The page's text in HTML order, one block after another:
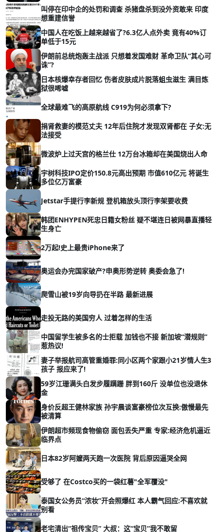
叫停在印中企的处罚和调查 杀猪盘杀到没外资敢来 印度
想重建信誉
中国人在吃饭上越来越省了?6.3亿人点外卖 竟有40%订
单低于15元
伊朗前总统炮轰主战派 只想着发国难财 革命卫队“其心可
诛”?
日本核爆幸存者回忆 伤者皮肤成片脱落蛆虫滋生 满目炼
狱很唏嘘
全球最难飞的高原航线 C919为何必须拿下?
捐肾救妻的模范丈夫 12年后住院才发现双肾都在 子女:无
法接受
微波炉上过天宫的格兰仕 12万台冰箱却在美国烧出人命
宇树科技IPO定价150.8元高出预期 市值610亿元 将诞生
多位亿万富豪
Jetstar手提行李新规 登机箱放头顶行李架要收费
韩团ENHYPEN死忠日籍女粉丝 疑不堪连日被网暴直播轻
生身亡
2万起!史上最贵iPhone来了
奥运会办完国家破产?申奥形势逆转 奥委会急了!
爬雪山被19岁向导扔在半路 最新进展
走投无路的美国穷人 过着怎样的生活
中国留学生被多名的士拒载 加钱也不接 新加坡“潜规则”
惹热议!
妻子举报航司高管重婚罪:同小区两个家跟小21岁情人生3
孩子 报应来了!
59岁江珊满头白发步履蹒跚 胖到160斤 没单位也没退休
金
身价反超王健林家族 孙宇晨谈富豪榜位次互换:傲慢最先
被清算
伊朗超市频现食物偷窃 面包丢失严重 专家:经济危机逼近
临界点
日本82岁阿嬤两天跑一次医院 背后原因逼哭全网
受够了 在Costco买的一袋红薯"全军覆没"
泰国女公务员“浓妆”开会照爆红 本人霸气回应:不喜欢就
别看
老宅清出“祖传宝贝” 大叔：这“宝贝”我不敢留